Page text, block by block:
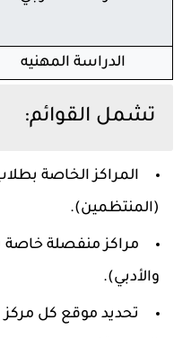
الدراسة المهنيه
تشمل القوائم:
المراكز الخاصة
(المنتظمين).
مراكز منفصلة خاصة
والأدبي).
تحديد موقع كل مركز